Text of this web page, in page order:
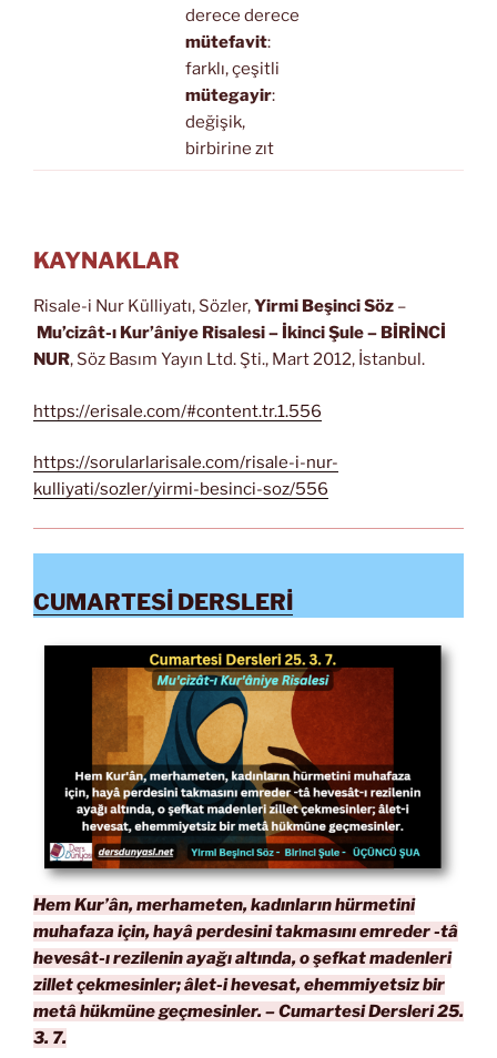
derece derece
mütefavit:
farklı, çeşitli
mütegayir:
değişik,
birbirine zıt
KAYNAKLAR
Risale-i Nur Külliyatı, Sözler,Yirmi Beşinci Söz –
Mu’cizât-ı Kur’âniye Risalesi– İkinci Şule – BİRİNCİ
NUR, Söz Basım Yayın Ltd. Şti., Mart 2012, İstanbul.
https://erisale.com/#content.tr.1.556
https://sorularlarisale.com/risale-i-nur-
kulliyati/sozler/yirmi-besinci-soz/556
CUMARTESİ DERSLERİ
Hem Kur’ân, merhameten, kadınların hürmetini
muhafaza için, hayâ perdesini takmasını emreder -tâ
hevesât-ı rezilenin ayağı altında, o şefkat madenleri
zillet çekmesinler; âlet-i hevesat, ehemmiyetsiz bir
metâ hükmüne geçmesinler. – Cumartesi Dersleri 25.
3. 7.